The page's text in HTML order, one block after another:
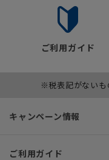
ご利用ガイド
※税表記がないも
キャンペーン情報
ご利用ガイド